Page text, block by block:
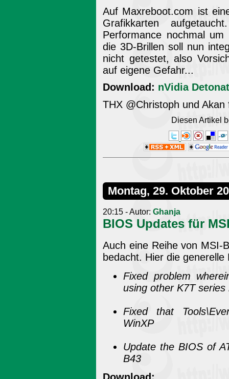
Auf Maxreboot.com ist
Grafikkarten
Performance nochmal
die 3D-Brillen soll nun
nicht getestet, also
auf eigene Gefahr...
Download: nVidia
THX @Christoph und
Diesen Artikel
Montag, 29. Oktober
20:15 - Autor: Ghanja
BIOS Updates für
Auch eine Reihe von MSI-
bedacht. Hier die
Fixed problem
using other K7T
Fixed that
WinXP
Update the BIOS of
B43